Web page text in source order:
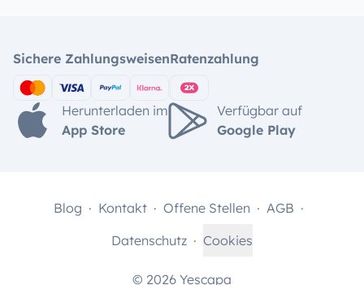
Sichere ZahlungsweisenRatenzahlung
Herunterladen im
App Store
Verfügbar auf
Google Play
© 2026 Yescapa
Blog Kontakt Offene Stellen
AGB
Datenschutz
Cookies